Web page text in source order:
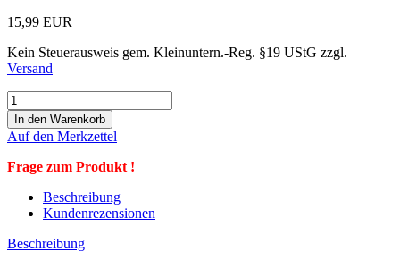
15,99 EUR
Kein Steuerausweis gem. Kleinuntern.-Reg. §19 UStG zzgl.
Versand
Auf den Merkzettel
Frage zum Produkt !
Beschreibung
Kundenrezensionen
Beschreibung